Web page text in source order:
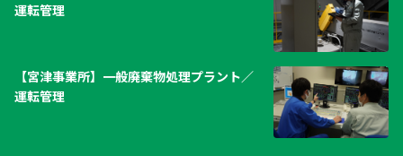
運転管理
【宮津事業所】一般廃棄物処理プラント／
運転管理